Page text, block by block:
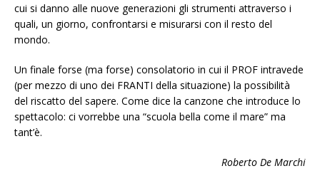
cui si danno alle nuove generazioni gli strumenti attraverso i
quali, un giorno, confrontarsi e misurarsi con il resto del
mondo.
Un finale forse (ma forse) consolatorio in cui il PROF intravede
(per mezzo di uno dei FRANTI della situazione) la possibilità
del riscatto del sapere. Come dice la canzone che introduce lo
spettacolo: ci vorrebbe una “scuola bella come il mare” ma
tant’è.
Roberto De Marchi